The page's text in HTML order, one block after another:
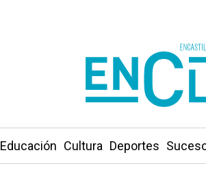
Educación Cultura Deportes